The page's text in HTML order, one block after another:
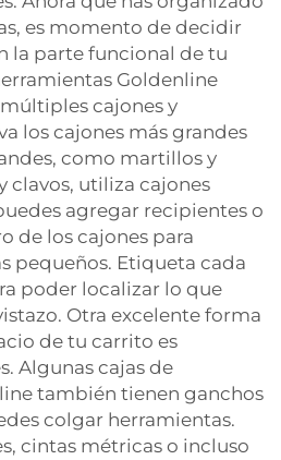
es momento de decidir
la parte funcional de tu
Goldenline
cajones y
los cajones más grandes
como martillos y
clavos, utiliza cajones
agregar recipientes o
de los cajones para
pequeños. Etiqueta cada
poder localizar lo que
Otra excelente forma
de tu carrito es
Algunas cajas de
también tienen ganchos
colgar herramientas.
cintas métricas o incluso